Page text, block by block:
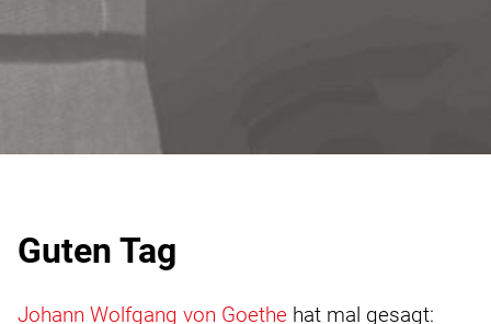
Guten Tag
Johann Wolfgang von Goethe hat mal gesagt: